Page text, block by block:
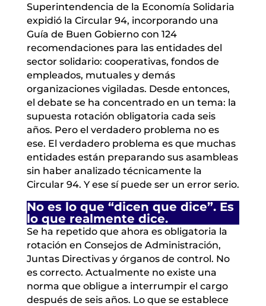
Superintendencia de la Economía Solidaria
expidió la Circular 94, incorporando una
Guía de Buen Gobierno con 124
recomendaciones para las entidades del
sector solidario: cooperativas, fondos de
empleados, mutuales y demás
organizaciones vigiladas. Desde entonces,
el debate se ha concentrado en un tema: la
supuesta rotación obligatoria cada seis
años. Pero el verdadero problema no es
ese. El verdadero problema es que muchas
entidades están preparando sus asambleas
sin haber analizado técnicamente la
Circular 94. Y ese sí puede ser un error serio.
No es lo que “dicen que dice”. Es
lo que realmente dice.
Se ha repetido que ahora es obligatoria la
rotación en Consejos de Administración,
Juntas Directivas y órganos de control. No
es correcto. Actualmente no existe una
norma que obligue a interrumpir el cargo
después de seis años. Lo que se establece